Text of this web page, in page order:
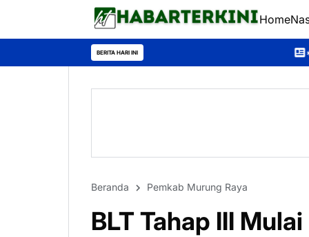
Home
BERITA HARI INI *Universitas Palangka
Beranda Pemkab Murung Raya
BLT Tahap III